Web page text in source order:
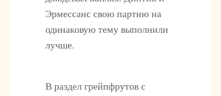
Эрмессанс свою партию на
одинаковую тему выполнили
лучше.
В раздел грейпфрутов с